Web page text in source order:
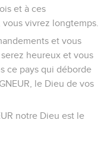
et à ces
vivrez longtemps.
et vous
heureux et vous
ce pays qui déborde
le Dieu de vos
notre Dieu est le